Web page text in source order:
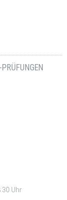
Uhr